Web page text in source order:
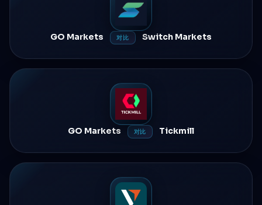
GO Markets 对比 Switch Markets
GO Markets 对比 Tickmill